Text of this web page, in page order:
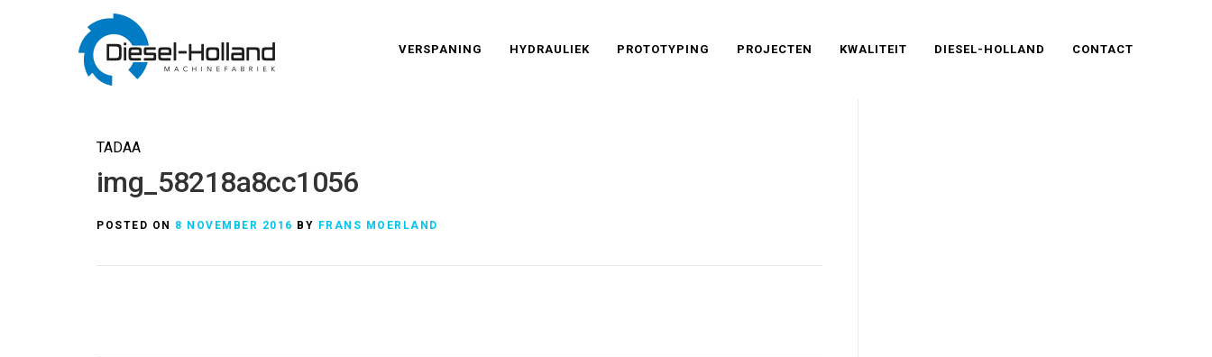
VERSPANING HYDRAULIEK PROTOTYPING PROJECTEN KWALITEIT DIESEL-HOLLAND CONTACT
TADAA
img_58218a8cc1056
POSTED ON 8 NOVEMBER 2016 BY FRANS MOERLAND